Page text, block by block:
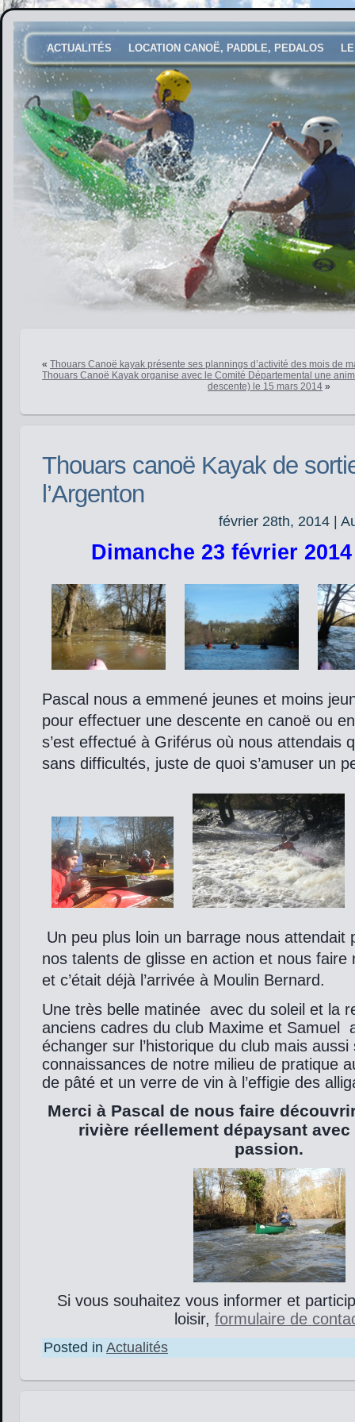
ACTUALITÉS LOCATION CANOË, PADDLE, PEDALOS
« Thouars Canoë kayak présente ses plannings d’activité des mois de
Thouars Canoë Kayak organise avec le Comité Départemental une
descente) le 15 mars 2014 »
Thouars canoë Kayak de
l’Argenton
février 28th, 2014 |
Dimanche 23 février
Pascal nous a emmené jeunes et moins
pour effectuer une descente en canoë ou
s’est effectué à Griférus où nous attendais
sans difficultés, juste de quoi s’amuser un
Un peu plus loin un barrage nous attendait
nos talents de glisse en action et nous faire
et c’était déjà l’arrivée à Moulin Bernard.
Une très belle matinée avec du soleil et la
anciens cadres du club Maxime et Samuel
échanger sur l’historique du club mais aussi
connaissances de notre milieu de pratique
de pâté et un verre de vin à l’effigie des
Merci à Pascal de nous faire
rivière réellement dépaysant
passion.
Si vous souhaitez vous informer et
loisir, formulaire de
Posted in Actualités